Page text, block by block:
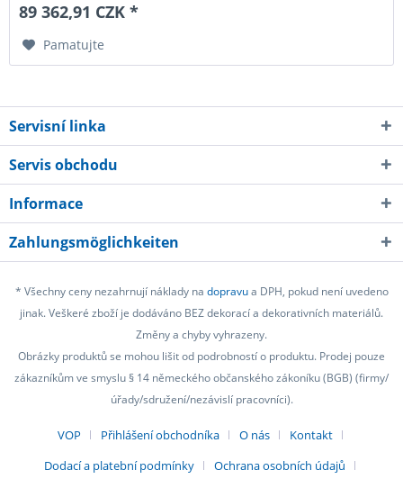
89 362,91 CZK *
Pamatujte
Servisní linka
Servis obchodu
Informace
Zahlungsmöglichkeiten
* Všechny ceny nezahrnují náklady na dopravua DPH, pokud není uvedeno
jinak. Veškeré zboží je dodáváno BEZ dekorací a dekorativních materiálů.
Změny a chyby vyhrazeny.
Obrázky produktů se mohou lišit od podrobností o produktu. Prodej pouze
zákazníkům ve smyslu § 14 německého občanského zákoníku (BGB) (firmy/
úřady/sdružení/nezávislí pracovníci).
VOP Přihlášení obchodníka O nás
Kontakt
Dodací a platební podmínky
Ochrana osobních údajů